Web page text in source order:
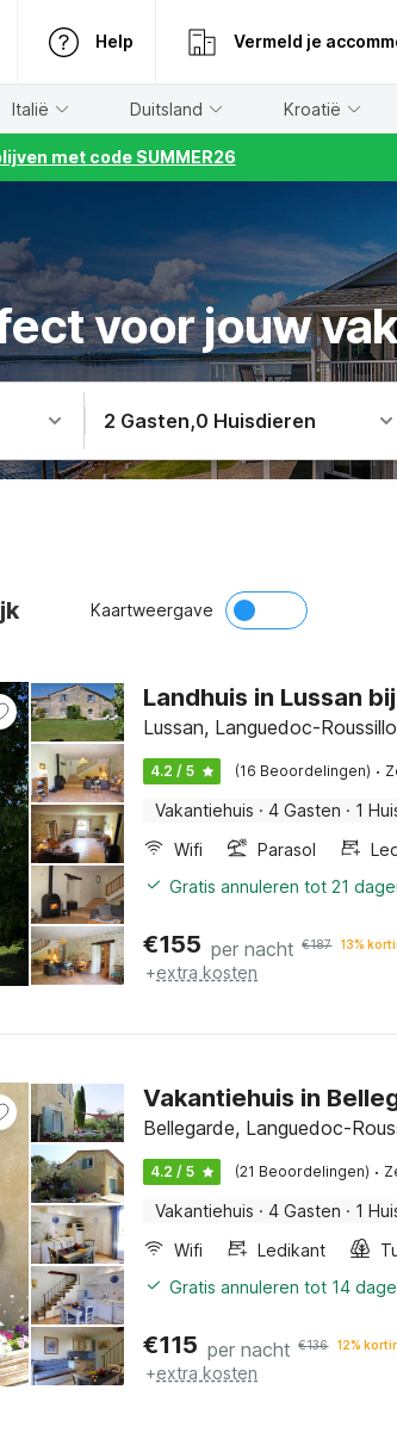
Help Vermeld je
Italië Duitsland Kroatië
met code SUMMER26
voor jouw
2 Gasten,0 Huisdieren
Kaartweergave
Landhuis in Lussan
Lussan, Languedoc-
4.2 / 5 (16 Beoordelingen) ·
Vakantiehuis · 4 Gasten · 1
Wifi
Parasol
Gratis annuleren tot 21
€155 per nacht €187 13%
+extra kosten
Vakantiehuis in
Bellegarde, Languedoc-
4.2 / 5 (21 Beoordelingen) ·
Vakantiehuis · 4 Gasten · 1
Wifi
Ledikant
Gratis annuleren tot 14
€115 per nacht €136 12%
+extra kosten